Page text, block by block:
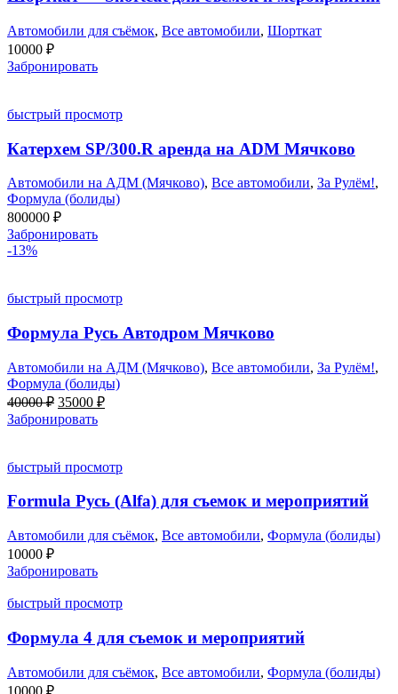
Автомобили для съёмок, Все автомобили, Шорткат
10000 ₽
Забронировать
быстрый просмотр
Катерхем SP/300.R аренда на ADM Мячково
Автомобили на АДМ (Мячково), Все автомобили, За Рулём!,
Формула (болиды)
800000 ₽
Забронировать
-13%
быстрый просмотр
Формула Русь Автодром Мячково
Автомобили на АДМ (Мячково), Все автомобили, За Рулём!,
Формула (болиды)
40000₽ Первоначальная
цена
составляла
35000 ₽Текущая
Забронировать
быстрый просмотр
Formula Русь (Alfa) для съемок и мероприятий
Автомобили для съёмок, Все автомобили, Формула (болиды)
10000 ₽
Забронировать
быстрый просмотр
Формула 4 для съемок и мероприятий
Автомобили для съёмок, Все автомобили, Формула (болиды)
10000 ₽